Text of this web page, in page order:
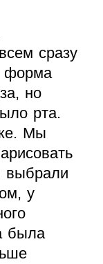
сразу
форма
но
рта.
Мы
выбрали
у
была